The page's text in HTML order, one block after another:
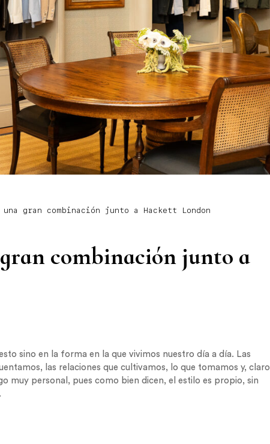
una gran combinación junto a Hackett London
combinación junto a
sino en la forma en la que vivimos nuestro día a día. Las
las relaciones que cultivamos, lo que tomamos y, claro
muy personal, pues como bien dicen, el estilo es propio, sin